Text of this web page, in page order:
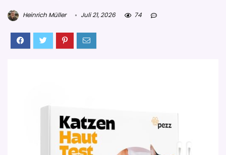
Heinrich Müller Juli 21, 2026 74